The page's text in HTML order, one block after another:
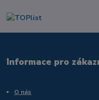
Informace pro
O nás